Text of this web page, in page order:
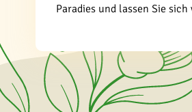
Paradies und lassen Sie